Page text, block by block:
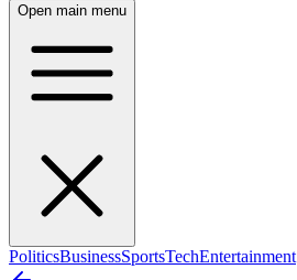
Open main menu
PoliticsBusinessSportsTechEntertainment